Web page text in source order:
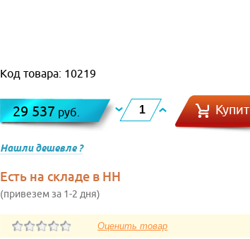
Код товара: 10219
29 537 руб.
Нашли дешевле ?
Есть на складе в НН
(привезем за 1-2 дня)